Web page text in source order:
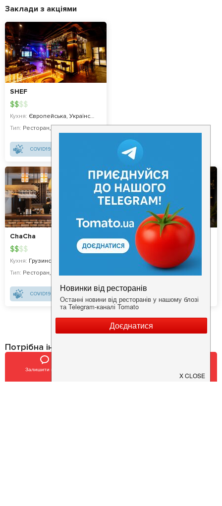
Залишити відгук
Заклади з акціями
SHEF
Кухня: Європейська, Українська, Авторська
Тип: Ресторан,
$$$$
COVID19 - SAFE
ChaCha
Кухня: Грузинська, Сучасна
Тип: Ресторан,
$$$$
COVID19 - SAFE
Pub 154
$ $$ $
Потрібна інформація про заклад?
Завантажуйте додаток!